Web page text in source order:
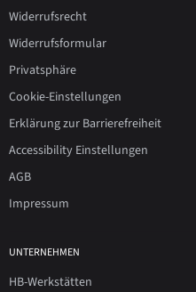
Widerrufsrecht
Widerrufsformular
Privatsphäre
Cookie-Einstellungen
Erklärung zur Barrierefreiheit
Accessibility Einstellungen
AGB
Impressum
UNTERNEHMEN
HB-Werkstätten